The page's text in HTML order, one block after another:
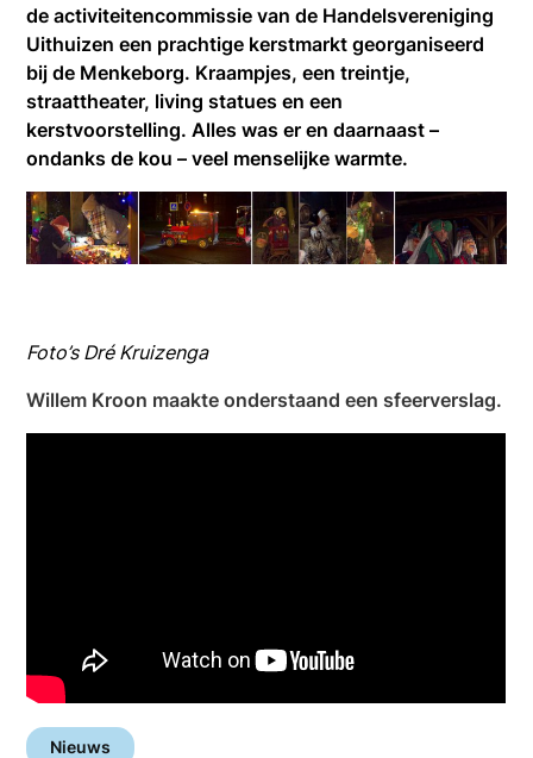
de activiteitencommissie van de Handelsvereniging
Uithuizen een prachtige kerstmarkt georganiseerd
bij de Menkeborg. Kraampjes, een treintje,
straattheater, living statues en een
kerstvoorstelling. Alles was er en daarnaast –
ondanks de kou – veel menselijke warmte.
Foto’s Dré Kruizenga
Willem Kroon maakte onderstaand een sfeerverslag.
Nieuws